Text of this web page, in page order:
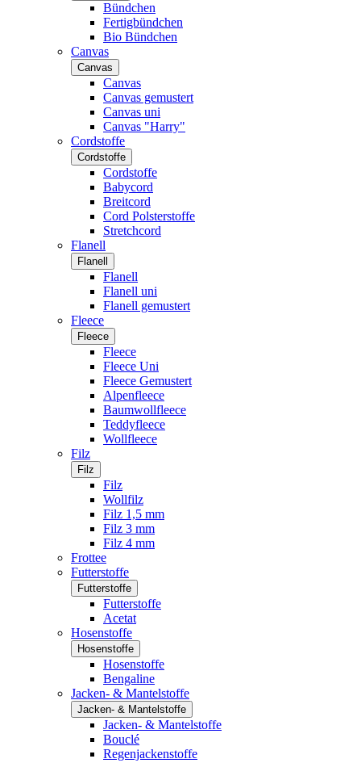
Bündchen
Fertigbündchen
Bio Bündchen
Canvas
Canvas
Canvas
Canvas gemustert
Canvas uni
Canvas "Harry"
Cordstoffe
Cordstoffe
Cordstoffe
Babycord
Breitcord
Cord Polsterstoffe
Stretchcord
Flanell
Flanell
Flanell
Flanell uni
Flanell gemustert
Fleece
Fleece
Fleece
Fleece Uni
Fleece Gemustert
Alpenfleece
Baumwollfleece
Teddyfleece
Wollfleece
Filz
Filz
Filz
Wollfilz
Filz 1,5 mm
Filz 3 mm
Filz 4 mm
Frottee
Futterstoffe
Futterstoffe
Futterstoffe
Acetat
Hosenstoffe
Hosenstoffe
Hosenstoffe
Bengaline
Jacken- & Mantelstoffe
Jacken- & Mantelstoffe
Jacken- & Mantelstoffe
Bouclé
Regenjackenstoffe